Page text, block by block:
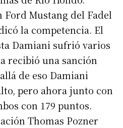
Mustang del Fadel
la competencia. El
Damiani sufrió varios
recibió una sanción
de eso Damiani
pero ahora junto con
con 179 puntos.
Thomas Pozner